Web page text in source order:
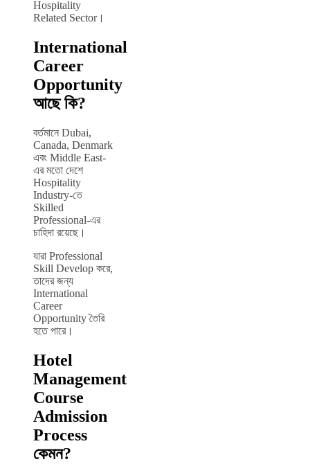
Hospitality
Related Sector।
International
Career
Opportunity
আছে কি?
বর্তমানে Dubai,
Canada, Denmark
এবং Middle East-
এর মতো দেশে
Hospitality
Industry-তে
Skilled
Professional-এর
চাহিদা রয়েছে।
যারা Professional
Skill Develop করে,
তাদের জন্য
International
Career
Opportunity তৈরি
হতে পারে।
Hotel
Management
Course
Admission
Process
কেমন?